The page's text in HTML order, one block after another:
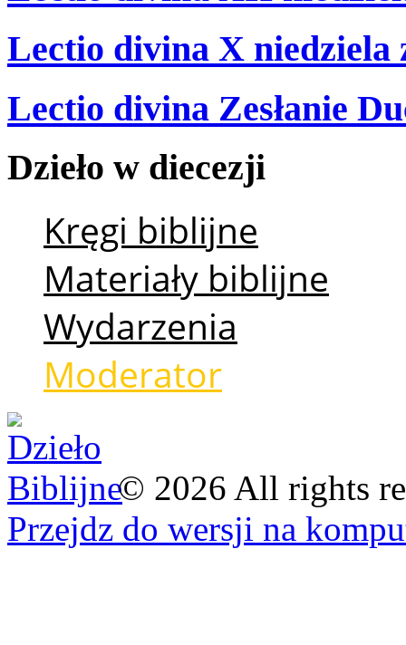
Lectio divina X niedziela
Lectio divina Zesłanie
Dzieło w diecezji
Kręgi biblijne
Materiały biblijne
Wydarzenia
Moderator
© 2026 All rights
Przejdz do wersji na